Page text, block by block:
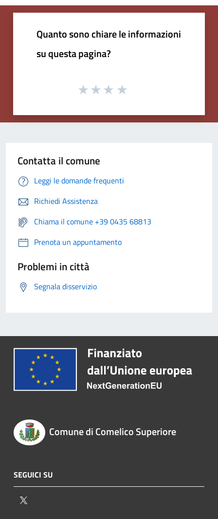
Quanto sono chiare le informazioni
su questa pagina?
Contatta il comune
Leggi le domande frequenti
Richiedi Assistenza
Chiama il comune +39 0435 68813
Prenota un appuntamento
Problemi in città
Segnala disservizio
Comune di Comelico Superiore
SEGUICI SU